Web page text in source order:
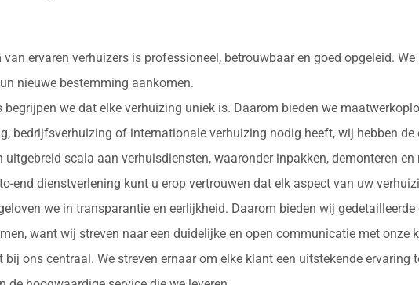
van ervaren verhuizers is professioneel, betrouwbaar en goed opgeleid.
nieuwe bestemming aankomen.
begrijpen we dat elke verhuizing uniek is. Daarom bieden we
bedrijfsverhuizing of internationale verhuizing nodig heeft, wij hebben
uitgebreid scala aan verhuisdiensten, waaronder inpakken, demonteren
end dienstverlening kunt u erop vertrouwen dat elk aspect van uw
we in transparantie en eerlijkheid. Daarom bieden wij
want wij streven naar een duidelijke en open communicatie met onze
bij ons centraal. We streven ernaar om elke klant een uitstekende